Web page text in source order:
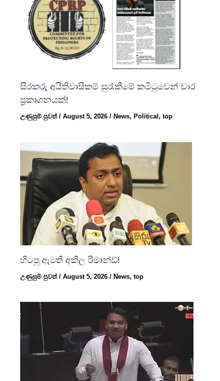
සිරකරු අයිතිවාසිකම් සුරැකීමේ කමිටුවෙන් වාර
ප්‍රකාශනයක්!
උණුසුම් පුවත්/August 5, 2026/ News, Political,top
හිටපු ඇමති අකිල රිමාන්ඩ්!
උණුසුම් පුවත්/August 5, 2026/ News,top